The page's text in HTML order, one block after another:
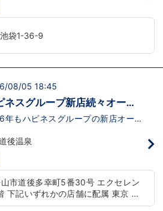
！！』つまり…【店長/幹部】の空き
るってことです。実際に働いてみ
なれない(´;ω;｀)なんて経験はあり
か？？当グループは年功序列ではな
主義です。頑張り次第でいくらでも
方には必要な席をしっかりご用意で
、最短で8ヶ月で店長になった先輩
ます。その先輩のあとにアナタも続き
か！？勿論、男性だけではなく女性
中。ハピネスグループ初の女性店長
ジャー業界だからといって一般大手
に引けを取らない体制で取り組んで
社です。そのため、誰もが安心して
勤務のできる環境なのです。それで
サイトをご覧下さい。
happiness-group.biz/】※お手
がコピー＆ペーストしてURLを開い
袋1-36-9
08/05 18:45
ネスグループ新店続々オープ
定！
年もハピネスグループの新店オープ
せんか？いままでの職歴も学歴も一
係ありません。頑張り次第で20代で
万円も夢じゃないんです！一般
の転職や、女性からのご応募大歓
人ひとりが働きやすい環境のお店で
在多くの女性スタッフが勤務してお
。業界経験のある方もない方もご応
後温泉
市道後多幸町5番30号 エクセレン
京 五
田駅から徒歩2分 池袋：池袋駅西